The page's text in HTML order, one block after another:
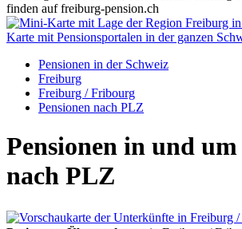
finden auf freiburg-pension.ch
Pensionen in der Schweiz
Freiburg
Freiburg / Fribourg
Pensionen nach PLZ
Pensionen in und
nach PLZ